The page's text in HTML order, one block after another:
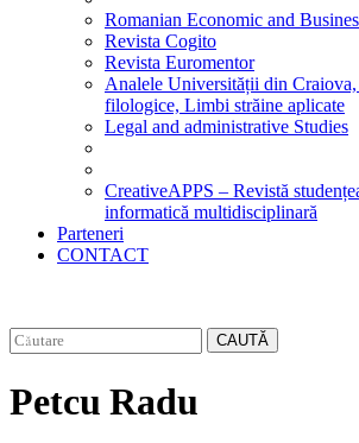
Romanian Economic and
Revista Cogito
Revista Euromentor
Analele Universității din
filologice, Limbi străine aplicate
Legal and administrative Studies
CreativeAPPS – Revistă
informatică multidisciplinară
Parteneri
CONTACT
CAUTĂ
Petcu Radu